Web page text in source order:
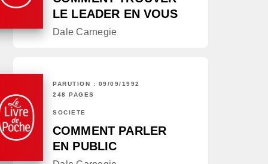
LE LEADER EN VOUS
Dale Carnegie
PARUTION : 09/09/1992
248 PAGES
SOCIÉTÉ
COMMENT PARLER
EN PUBLIC